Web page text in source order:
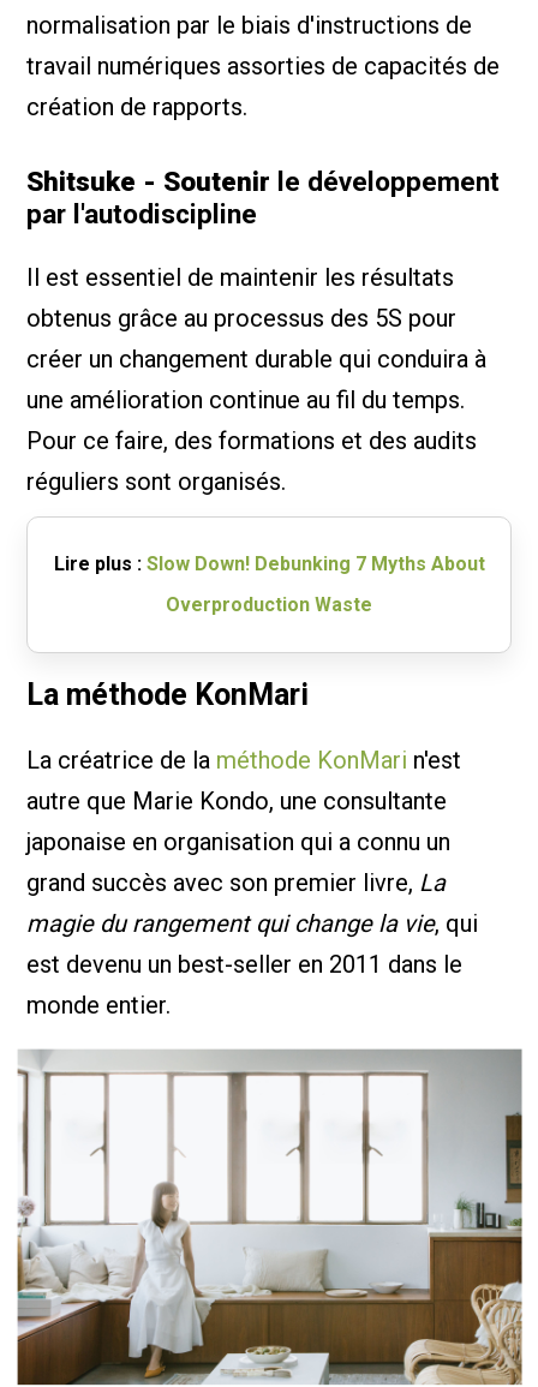
normalisation par le biais d'instructions de
travail numériques assorties de capacités de
création de rapports.
Shitsuke - Soutenir le développement
par l'autodiscipline
Il est essentiel de maintenir les résultats
obtenus grâce au processus des 5S pour
créer un changement durable qui conduira à
une amélioration continue au fil du temps.
Pour ce faire, des formations et des audits
réguliers sont organisés.
Lire plus : Slow Down! Debunking 7 Myths About
Overproduction Waste
La méthode KonMari
La créatrice de la méthode KonMari n'est
autre que Marie Kondo, une consultante
japonaise en organisation qui a connu un
grand succès avec son premier livre, La
magie du rangement qui change la vie, qui
est devenu un best-seller en 2011 dans le
monde entier.